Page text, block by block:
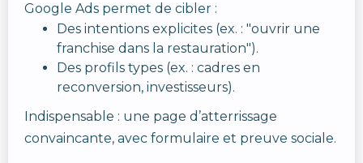
Google Ads permet de cibler :
Des intentions explicites (ex. : "ouvrir une
franchise dans la restauration").
Des profils types (ex. : cadres en
reconversion, investisseurs).
Indispensable : une page d’atterrissage
convaincante, avec formulaire et preuve sociale.